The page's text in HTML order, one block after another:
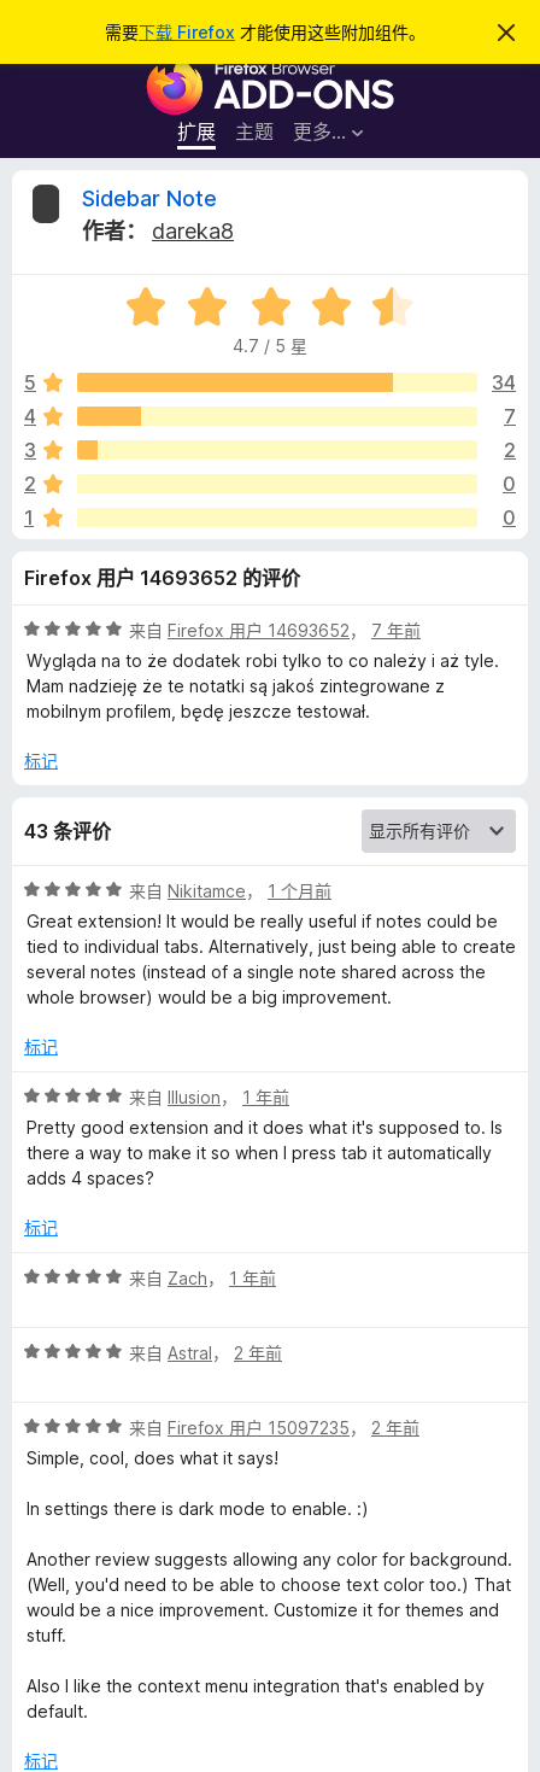
需要下载 Firefox 才能使用这些附加组件。
忽
此
F
r
e
览
器
附
加
件
扩展 主题 更多…
登录
S
e
b
a
r
N
o
t
的
评
价
Sidebar Note
作者：
dareka8
评
分
.
/
4.7 / 5 星
5
34
4
7
3
2
2
0
1
0
Firefox 用户 14693652 的评价
评
分
5
/
来自 Firefox 用户 14693652， 7 年前
Wygląda na to że dodatek robi tylko to co należy i aż tyle.
Mam nadzieję że te notatki są jakoś zintegrowane z
mobilnym profilem, będę jeszcze testował.
标记
43 条评价
评
分
5
/
5
来自 Nikitamce， 1 个月前
Great extension! It would be really useful if notes could be
tied to individual tabs. Alternatively, just being able to create
several notes (instead of a single note shared across the
whole browser) would be a big improvement.
标记
评
分
5
/
来自 Illusion， 1 年前
Pretty good extension and it does what it's supposed to. Is
there a way to make it so when I press tab it automatically
adds 4 spaces?
标记
评
/
来自 Zach， 1 年前
评
/
5
来自 Astral， 2 年前
评
分
/
来自 Firefox 用户 15097235， 2 年前
Simple, cool, does what it says!
In settings there is dark mode to enable. :)
Another review suggests allowing any color for background.
(Well, you'd need to be able to choose text color too.) That
would be a nice improvement. Customize it for themes and
stuff.
Also I like the context menu integration that's enabled by
default.
标记